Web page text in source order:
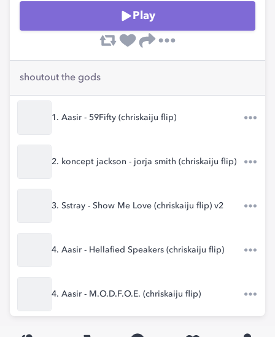
Play
shoutout the gods
1. Aasir - 59Fifty (chriskaiju flip)
2. koncept jackson - jorja smith (chriskaiju flip)
3. Sstray - Show Me Love (chriskaiju flip) v2
4. Aasir - Hellafied Speakers (chriskaiju flip)
4. Aasir - M.O.D.F.O.E. (chriskaiju flip)